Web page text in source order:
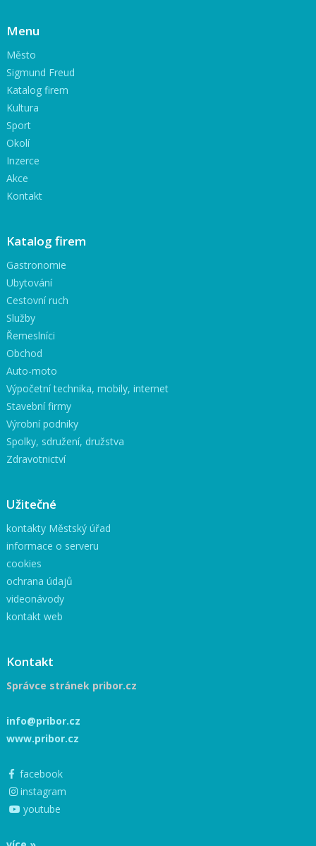
Menu
Město
Sigmund Freud
Katalog firem
Kultura
Sport
Okolí
Inzerce
Akce
Kontakt
Katalog firem
Gastronomie
Ubytování
Cestovní ruch
Služby
Řemeslníci
Obchod
Auto-moto
Výpočetní technika, mobily, internet
Stavební firmy
Výrobní podniky
Spolky, sdružení, družstva
Zdravotnictví
Užitečné
kontakty Městský úřad
informace o serveru
cookies
ochrana údajů
videonávody
kontakt web
Kontakt
Správce stránek pribor.cz
info@pribor.cz
www.pribor.cz
facebook
instagram
youtube